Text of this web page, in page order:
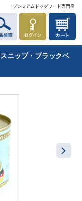
プレミアムドッグフード専門店
ニップ・ブラックベ